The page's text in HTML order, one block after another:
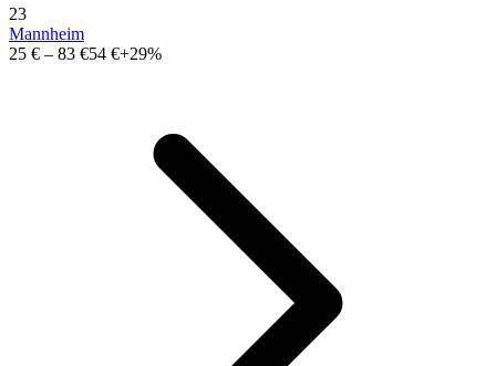
23
Mannheim
25 € – 83 €54 €+29%